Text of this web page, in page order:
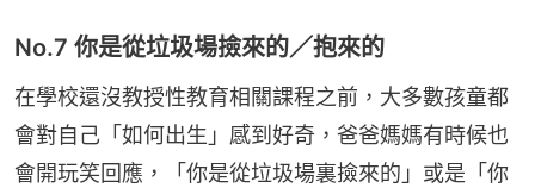
No.7 你是從垃圾場撿來的／抱來的
在學校還沒教授性教育相關課程之前，大多數孩童都
會對自己「如何出生」感到好奇，爸爸媽媽有時候也
會開玩笑回應，「你是從垃圾場裏撿來的」或是「你